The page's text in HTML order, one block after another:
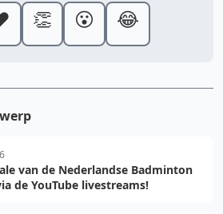
👏 😮 😂
van de Nederlandse Badminton
de YouTube livestreams!